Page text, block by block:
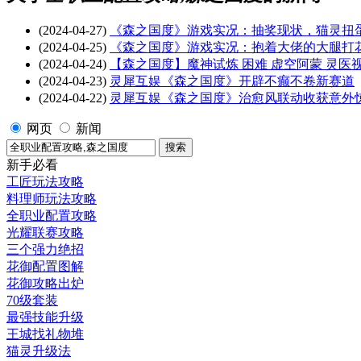
(2024-04-27)
《森之国度》游戏实况：抽奖现状，猫灵扭
(2024-04-25)
《森之国度》游戏实况：抱着大佬的大腿打
(2024-04-24)
【森之国度】魔神试炼 困难 虚空阿蒙 灵医
(2024-04-23) 灵犀互娱《森之国度》开辟不癫不卷新赛道
(2024-04-22) 灵犀互娱《森之国度》治愈风联动收获意外
网页 新闻
新手必看
工匠玩法攻略
料理师玩法攻略
全职业配置攻略
光耀联赛攻略
三个强力绝招
花御配置图解
花御攻略出炉
70级套装
最强技能升级
王城找礼物堆
猫灵升级法